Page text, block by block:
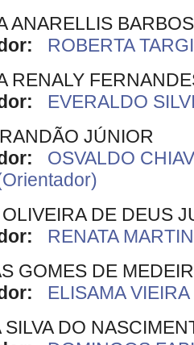
ANARELLIS
ROBERTA
RENALY
EVERALDO
JÚNIOR
OSVALDO
DE DEUS
RENATA
GOMES DE
ELISAMA
SILVA DO